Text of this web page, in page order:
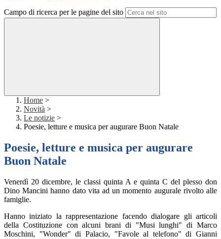
Campo di ricerca per le pagine del sito
Home >
Novità >
Le notizie >
Poesie, letture e musica per augurare Buon Natale
Poesie, letture e musica per augurare
Buon Natale
Venerdì 20 dicembre, le classi quinta A e quinta C del plesso don
Dino Mancini hanno dato vita ad un momento augurale rivolto alle
famiglie.
Hanno iniziato la rappresentazione facendo dialogare gli articoli
della Costituzione con alcuni brani di "Musi lunghi" di Marco
Moschini, "Wonder" di Palacio, "Favole al telefono" di Gianni